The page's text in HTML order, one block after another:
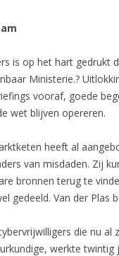
is op het hart gedrukt
Ministerie.?
vooraf, goede
wet blijven opereren.
heeft al
van misdaden. Zij
bronnen terug te
gedeeld. Van der Plas
die nu
werkte twintig